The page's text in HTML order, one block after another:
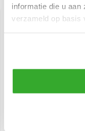
informatie die u aan
verzameld op basis